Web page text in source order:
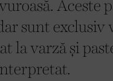
Aceste
sunt exclusiv
la varză și